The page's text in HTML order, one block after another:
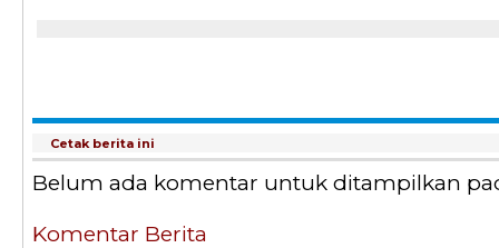
Cetak berita ini
Belum ada komentar untuk ditampilkan
Komentar Berita